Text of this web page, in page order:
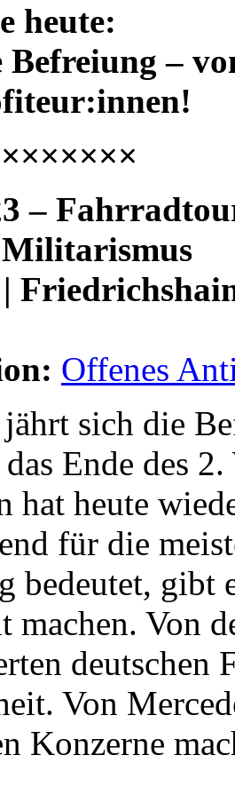
heute:
Befreiung–
–
Militarismus
Offenes
sich die
Ende des
hat heute
für die
bedeutet, gibt
Von
deutschen
Von
Konzerne